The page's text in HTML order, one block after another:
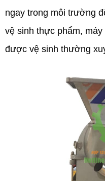
ngay trong môi trường
vệ sinh thực phẩm,
được vệ sinh thường